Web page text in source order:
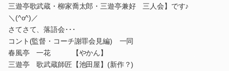
三遊亭歌武蔵・柳家喬太郎・三遊亭兼好 三人会】です♪
＼(^o^)／
さてさて、落語会･･･
コント(監督・コーチ謝罪会見編) 一同
春風亭 一花 【やかん】
三遊亭 歌武蔵師匠【池田屋】(新作？)